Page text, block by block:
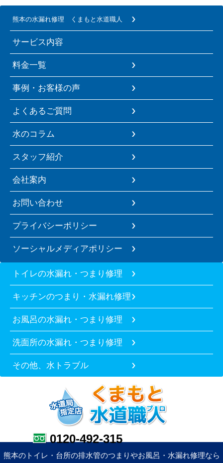
熊本の水漏れ修理 くまもと水道職人
サービス内容
料金一覧
事例・お客様の声
よくあるご質問
水のコラム
スタッフ紹介
会社案内
お問い合わせ
プライバシーポリシー
ソーシャルメディアポリシー
トイレの水漏れ・つまり修理
キッチンのつまり・水漏れ修理
お風呂の水漏れ・つまり修理
洗面所の水漏れ・つまり修理
その他、水トラブル
0120-492-315
熊本のトイレ・台所の排水管のつまりやお風呂・水漏れ修理なら